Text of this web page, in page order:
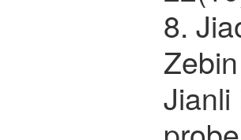
8.
Jianli